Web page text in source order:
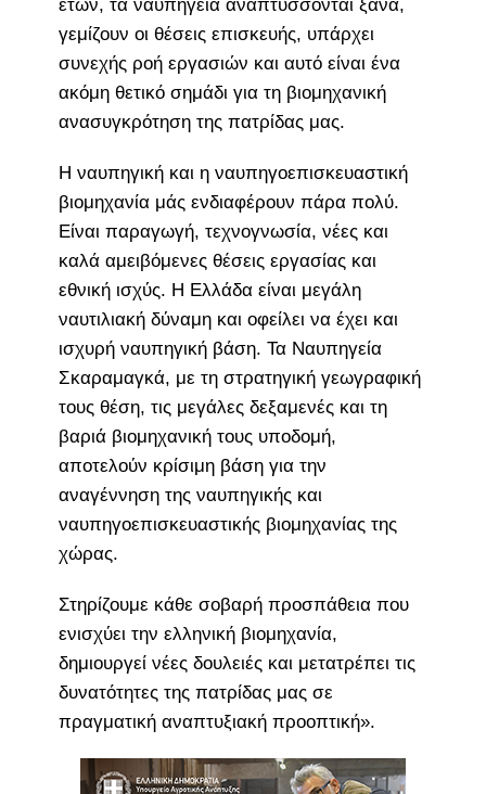
ετών, τα ναυπηγεία αναπτύσσονται ξανά,
γεμίζουν οι θέσεις επισκευής, υπάρχει
συνεχής ροή εργασιών και αυτό είναι ένα
ακόμη θετικό σημάδι για τη βιομηχανική
ανασυγκρότηση της πατρίδας μας.
Η ναυπηγική και η ναυπηγοεπισκευαστική
βιομηχανία μάς ενδιαφέρουν πάρα πολύ.
Είναι παραγωγή, τεχνογνωσία, νέες και
καλά αμειβόμενες θέσεις εργασίας και
εθνική ισχύς. Η Ελλάδα είναι μεγάλη
ναυτιλιακή δύναμη και οφείλει να έχει και
ισχυρή ναυπηγική βάση. Τα Ναυπηγεία
Σκαραμαγκά, με τη στρατηγική γεωγραφική
τους θέση, τις μεγάλες δεξαμενές και τη
βαριά βιομηχανική τους υποδομή,
αποτελούν κρίσιμη βάση για την
αναγέννηση της ναυπηγικής και
ναυπηγοεπισκευαστικής βιομηχανίας της
χώρας.
Στηρίζουμε κάθε σοβαρή προσπάθεια που
ενισχύει την ελληνική βιομηχανία,
δημιουργεί νέες δουλειές και μετατρέπει τις
δυνατότητες της πατρίδας μας σε
πραγματική αναπτυξιακή προοπτική».